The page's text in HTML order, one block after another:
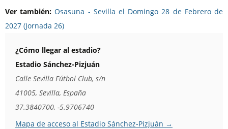
Ver también: Osasuna - Sevilla el Domingo 28 de Febrero de
2027 (Jornada 26)
¿Cómo llegar al estadio?
Estadio Sánchez-Pizjuán
Calle Sevilla Fútbol Club, s/n
41005, Sevilla, España
37.3840700, -5.9706740
Mapa de acceso al Estadio Sánchez-Pizjuán →